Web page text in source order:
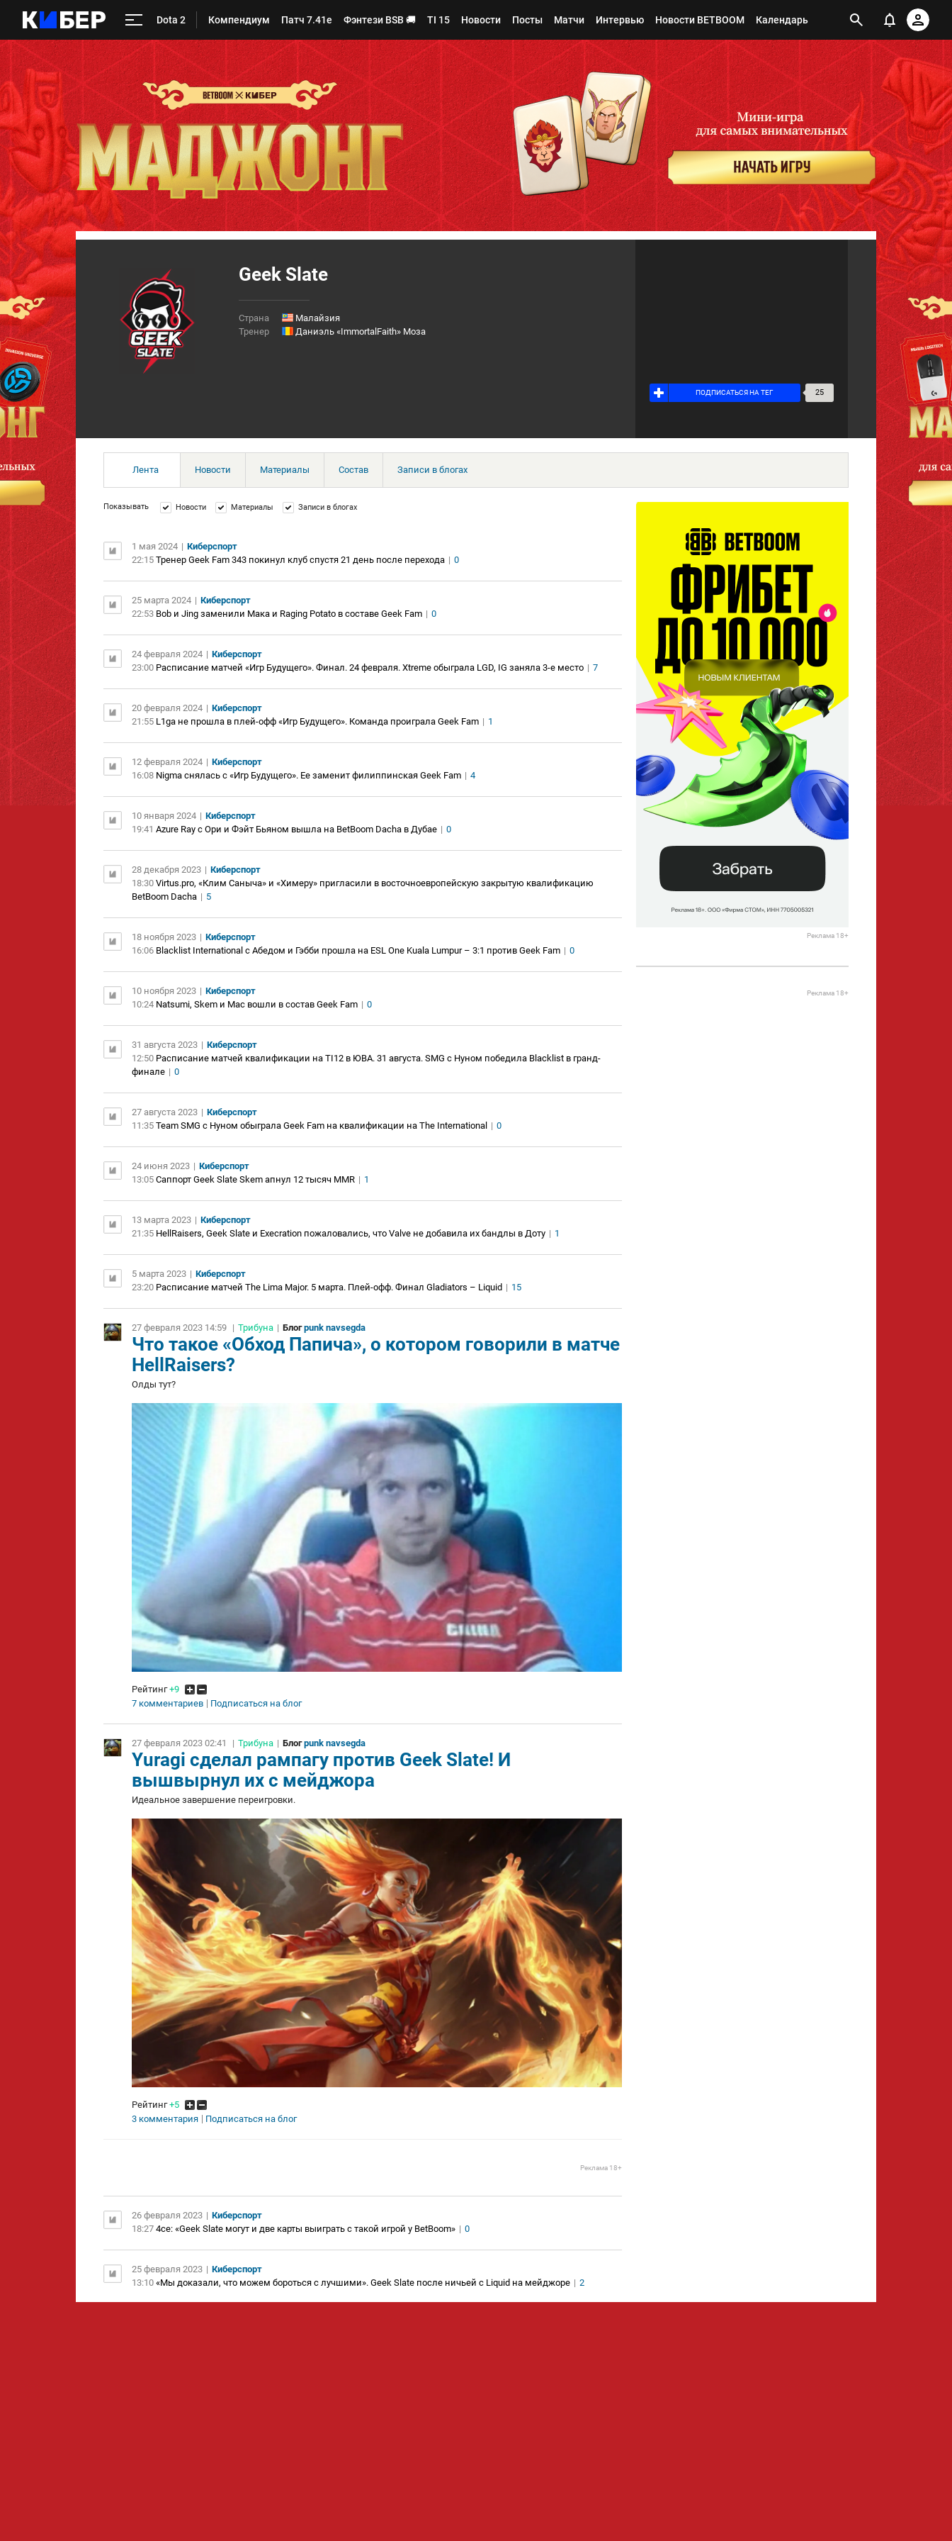
Dota 2 Компендиум Патч 7.41e Фэнтези BSB 🚚 TI 15 Новости Посты Матчи Интервью Новости BETBOOM Календарь
Geek Slate
Страна
Малайзия
Тренер
Даниэль «ImmortalFaith» Моза
ПОДПИСАТЬСЯ НА ТЕГ
25
Лента Новости Материалы Состав Записи в блогах
Показывать Новости Материалы Записи в блогах
1 мая 2024 | Киберспорт
22:15 Тренер Geek Fam 343 покинул клуб спустя 21 день после перехода | 0
25 марта 2024 | Киберспорт
22:53 Bob и Jing заменили Мака и Raging Potato в составе Geek Fam | 0
24 февраля 2024 | Киберспорт
23:00 Расписание матчей «Игр Будущего». Финал. 24 февраля. Xtreme обыграла LGD, IG заняла 3-е место | 7
20 февраля 2024 | Киберспорт
21:55 L1ga не прошла в плей-офф «Игр Будущего». Команда проиграла Geek Fam | 1
12 февраля 2024 | Киберспорт
16:08 Nigma снялась с «Игр Будущего». Ее заменит филиппинская Geek Fam | 4
10 января 2024 | Киберспорт
19:41 Azure Ray с Ори и Фэйт Бьяном вышла на BetBoom Dacha в Дубае | 0
28 декабря 2023 | Киберспорт
18:30 Virtus.pro, «Клим Саныча» и «Химеру» пригласили в восточноевропейскую закрытую квалификацию
BetBoom Dacha | 5
18 ноября 2023 | Киберспорт
16:06 Blacklist International c Абедом и Гэбби прошла на ESL One Kuala Lumpur – 3:1 против Geek Fam | 0
10 ноября 2023 | Киберспорт
10:24 Natsumi, Skem и Mac вошли в состав Geek Fam | 0
31 августа 2023 | Киберспорт
12:50 Расписание матчей квалификации на TI12 в ЮВА. 31 августа. SMG с Нуном победила Blacklist в гранд-
финале | 0
27 августа 2023 | Киберспорт
11:35 Team SMG с Нуном обыграла Geek Fam на квалификации на The International | 0
24 июня 2023 | Киберспорт
13:05 Саппорт Geek Slate Skem апнул 12 тысяч MMR | 1
13 марта 2023 | Киберспорт
21:35 HellRaisers, Geek Slate и Execration пожаловались, что Valve не добавила их бандлы в Доту | 1
5 марта 2023 | Киберспорт
23:20 Расписание матчей The Lima Major. 5 марта. Плей-офф. Финал Gladiators – Liquid | 15
27 февраля 2023 14:59 | Трибуна | Блог punk navsegda
Что такое «Обход Папича», о котором говорили в матче
HellRaisers?
Олды тут?
Рейтинг+9
7 комментариев
Подписаться на блог
27 февраля 2023 02:41 | Трибуна | Блог punk navsegda
Yuragi сделал рампагу против Geek Slate! И
вышвырнул их с мейджора
Идеальное завершение переигровки.
Рейтинг+5
3 комментария
Подписаться на блог
Реклама 18+
26 февраля 2023 | Киберспорт
18:27 4ce: «Geek Slate могут и две карты выиграть с такой игрой у BetBoom» | 0
25 февраля 2023 | Киберспорт
13:10 «Мы доказали, что можем бороться с лучшими». Geek Slate после ничьей с Liquid на мейджоре | 2
Реклама 18+
Реклама 18+